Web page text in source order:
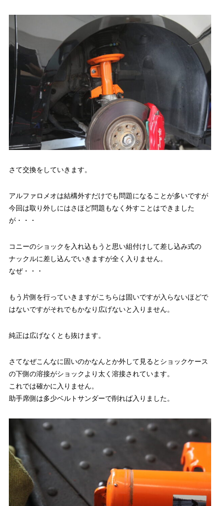
さて交換をしていきます。
アルファロメオは結構外すだけでも問題になることが多いですが
今回は取り外しにはさほど問題もなく外すことはできました
が・・・
コニーのショックを入れ込もうと思い組付けして差し込み式の
ナックルに差し込んでいきますが全く入りません。
なぜ・・・
もう片側を行っていきますがこちらは固いですが入らないほどで
はないですがそれでもかなり広げないと入りません。
純正は広げなくとも抜けます。
さてなぜこんなに固いのかなんとか外して見るとショックケース
の下側の溶接がショックより太く溶接されています。
これでは確かに入りません。
助手席側は多少ベルトサンダーで削れば入りました。